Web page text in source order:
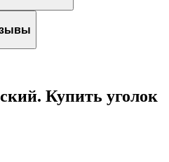
Купить уголок